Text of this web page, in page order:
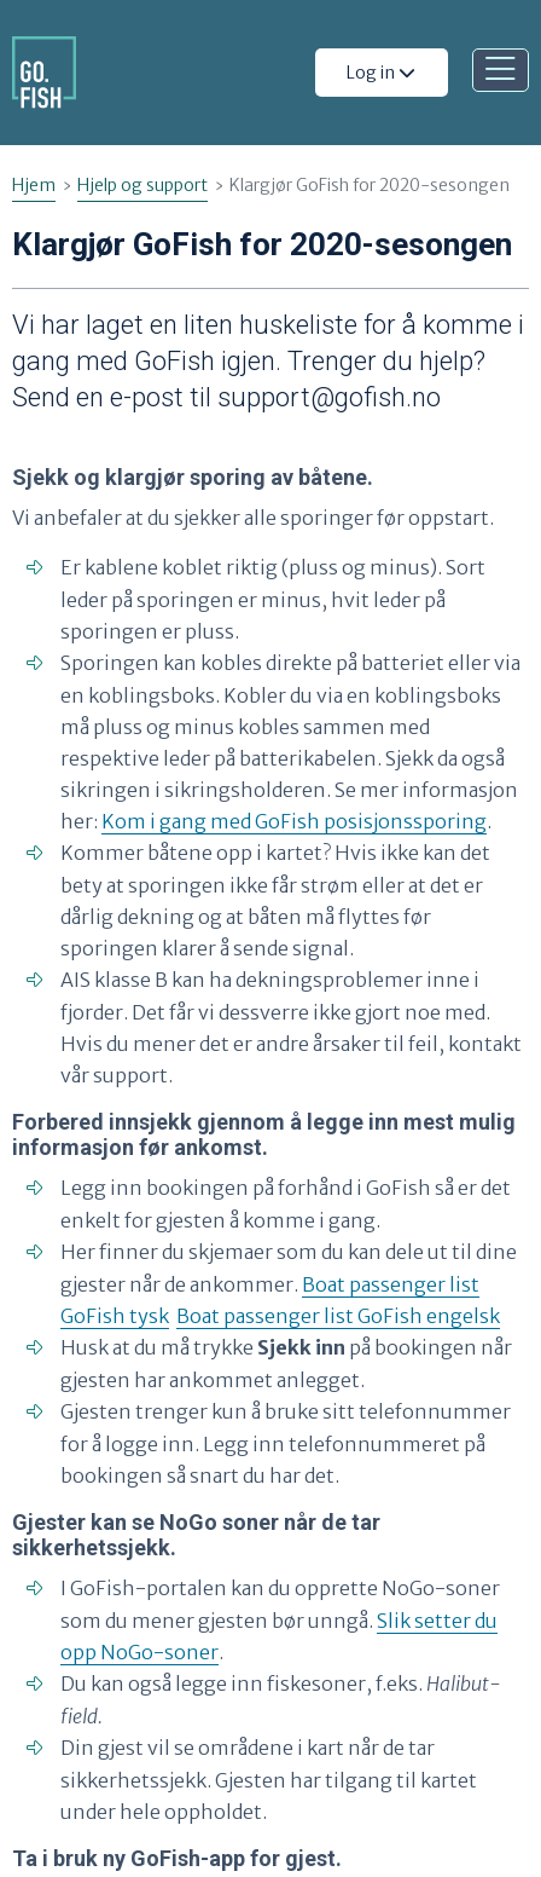
Log in
Å
n
e
m
n
y
Hjem Hjelp og support Klargjør GoFish for 2020-sesongen
Klargjør GoFish for 2020-sesongen
Vi har laget en liten huskeliste for å komme i
gang med GoFish igjen. Trenger du hjelp?
Send en e-post til support@gofish.no
Sjekk og klargjør sporing av båtene.
Vi anbefaler at du sjekker alle sporinger før oppstart.
Er kablene koblet riktig (pluss og minus). Sort
leder på sporingen er minus, hvit leder på
sporingen er pluss.
Sporingen kan kobles direkte på batteriet eller via
en koblingsboks. Kobler du via en koblingsboks
må pluss og minus kobles sammen med
respektive leder på batterikabelen. Sjekk da også
sikringen i sikringsholderen. Se mer informasjon
her: Kom i gang med GoFish posisjonssporing.
Kommer båtene opp i kartet? Hvis ikke kan det
bety at sporingen ikke får strøm eller at det er
dårlig dekning og at båten må flyttes før
sporingen klarer å sende signal.
AIS klasse B kan ha dekningsproblemer inne i
fjorder. Det får vi dessverre ikke gjort noe med.
Hvis du mener det er andre årsaker til feil, kontakt
vår support.
Forbered innsjekk gjennom å legge inn mest mulig
informasjon før ankomst.
Legg inn bookingen på forhånd i GoFish så er det
enkelt for gjesten å komme i gang.
Her finner du skjemaer som du kan dele ut til dine
gjester når de ankommer. Boat passenger list
GoFish tysk Boat passenger list GoFish engelsk
Husk at du må trykke Sjekk inn på bookingen når
gjesten har ankommet anlegget.
Gjesten trenger kun å bruke sitt telefonnummer
for å logge inn. Legg inn telefonnummeret på
bookingen så snart du har det.
Gjester kan se NoGo soner når de tar
sikkerhetssjekk.
I GoFish-portalen kan du opprette NoGo-soner
som du mener gjesten bør unngå. Slik setter du
opp NoGo-soner.
Du kan også legge inn fiskesoner, f.eks. Halibut-
field.
Din gjest vil se områdene i kart når de tar
sikkerhetssjekk. Gjesten har tilgang til kartet
under hele oppholdet.
Ta i bruk ny GoFish-app for gjest.